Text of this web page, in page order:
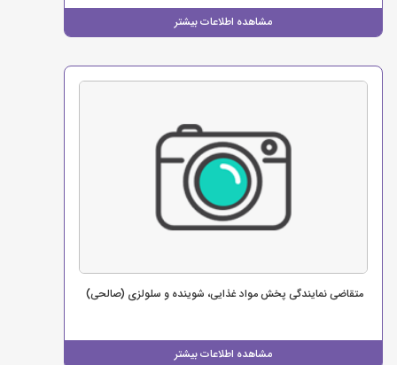
مشاهده اطلاعات بیشتر
مشاهده اطلاعات بیشتر
متقاضی نمایندگی پخش مواد غذایی، شوینده و سلولزی (صالحی)